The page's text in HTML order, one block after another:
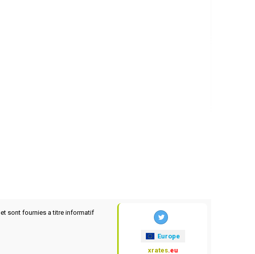
et sont fournies a titre informatif
Europe
xrates.eu